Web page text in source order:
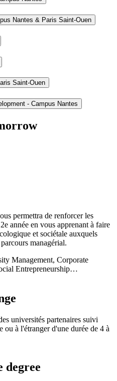
Nantes & Paris Saint-Ouen
Saint-Ouen
- Campus Nantes
permettra de renforcer les
année en vous apprenant à faire
et sociétale auxquels
managérial.
Management, Corporate
Entrepreneurship…
universités partenaires suivi
ou à l'étranger d'une durée de 4 à
degree